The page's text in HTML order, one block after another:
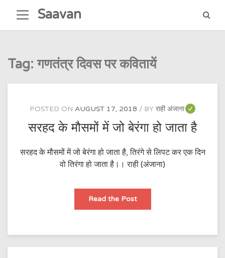
content
Saavan
Tag:गणतंत्र दिवस पर कवितायें
POSTED ON AUGUST 17, 2018 BY राही अंजाना
सरहद के मौसमों में जो बेरंगा हो जाता है
सरहद के मौसमों में जो बेरंगा हो जाता है, तिरंगे से लिपट कर एक दिन
वो तिरंगा हो जाता है।। राही (अंजाना)
Read the Postसरहद
मौसमों
बेरंगा
जाता